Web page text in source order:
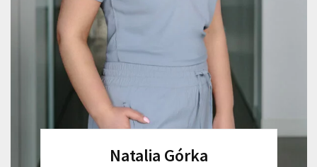
Natalia Górka